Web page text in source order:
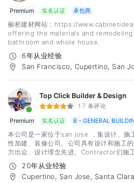
Premium
实名认证 承包商
橱柜建材网站：https://
offering the materials and
bathroom and whole house.
6年从业经验
San Francisco, Cupertino, San
Top Click Builder & Design
17 条评论
Premium
实名认证 B - GENERAL
本公司是一家位于san jose ，集设计、施
性加建、装修公司。公司具有设计和施工
力出众、设计理念先进。Contractor们施
时熟悉city code，能够快速用过
原则，为湾区的广大用户提供了近20年的
年坚持不懈的努力，我们与很多知名的建
20年从业经验
Cupertino, San Jose, Santa Clara